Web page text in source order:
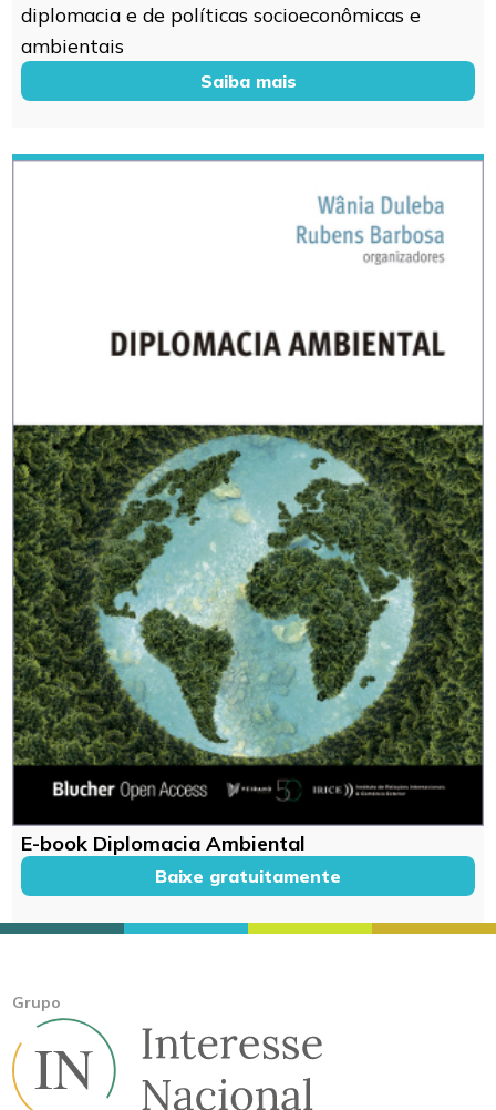
diplomacia e de políticas socioeconômicas e
ambientais
Saiba mais
E-book Diplomacia Ambiental
Baixe gratuitamente
Grupo